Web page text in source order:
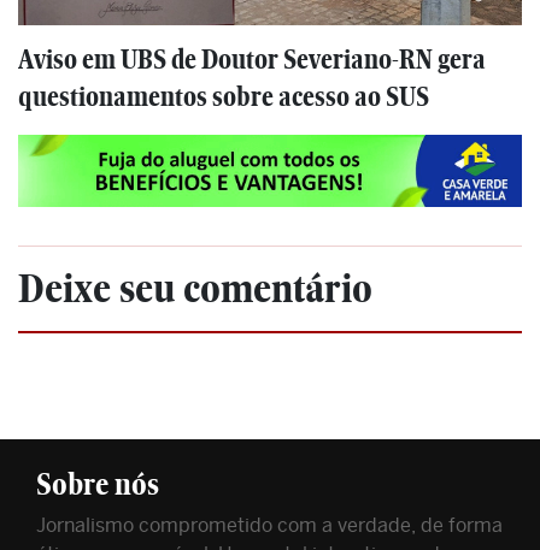
Aviso em UBS de Doutor Severiano-RN gera
questionamentos sobre acesso ao SUS
Deixe seu comentário
Sobre nós
Jornalismo comprometido com a verdade, de forma